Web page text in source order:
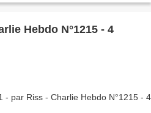
Hebdo N°1215 - 4